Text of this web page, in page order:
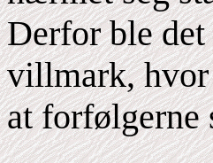
Derfor ble
villmark, hvor
at forfølgerne